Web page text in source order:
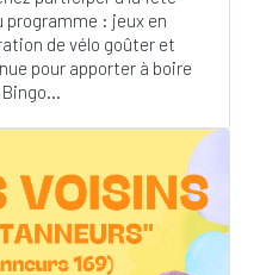
: jeux en
de vélo goûter et
pour apporter à boire